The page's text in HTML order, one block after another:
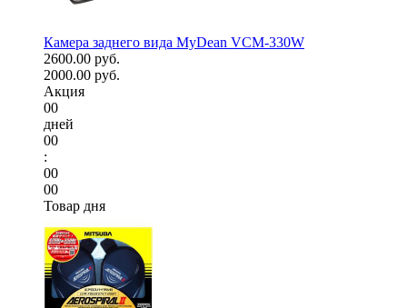
Камера заднего вида MyDean VCM-330W
2600.00 руб.
2000.00 руб.
Акция
00
дней
00
:
00
00
Товар дня